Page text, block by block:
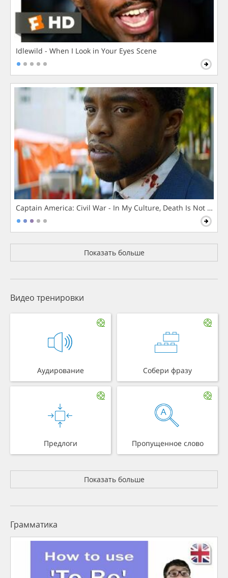
Idlewild - When I Look in Your Eyes Scene
Captain America: Civil War - In My Culture, Death Is Not The
Показать больше
Видео тренировки
Аудирование Собери фразу
Предлоги Пропущенное слово
Показать больше
Грамматика